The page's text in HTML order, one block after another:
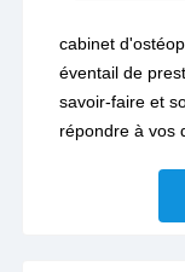
cabinet
éventail de
savoir-faire et
répondre à vos